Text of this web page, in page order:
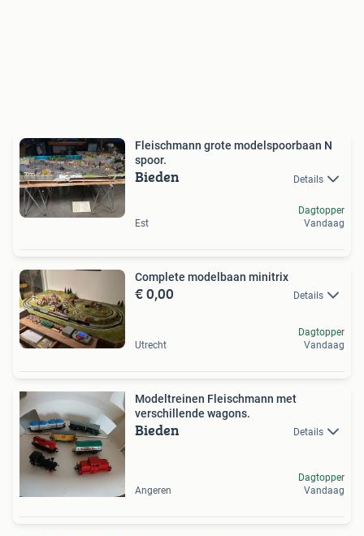
Fleischmann grote modelspoorbaan N
spoor.
Bieden Details
Est
Dagtopper
Vandaag
Complete modelbaan minitrix
€ 0,00 Details
Utrecht
Dagtopper
Vandaag
Modeltreinen Fleischmann met
verschillende wagons.
Bieden Details
Angeren
Dagtopper
Vandaag